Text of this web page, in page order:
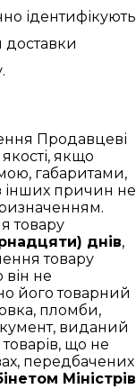
ідентифікують
доставки
Продавцеві
якщо
габаритами,
інших причин не
товару
днів,
товару
він не
його товарний
пломби,
виданий
що не
передбачених
Міністрів